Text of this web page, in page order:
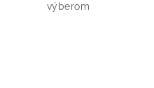
výberom